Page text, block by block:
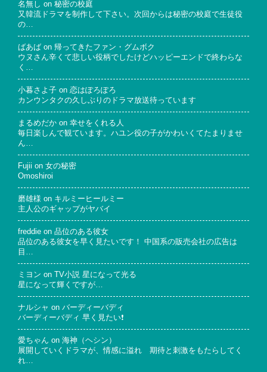
名無し on 秘密の校庭
又韓流ドラマを制作して下さい。次回からは秘密の校庭で生徒役
の…
ばあば on 帰ってきたファン・グムボク
ウヌさん辛くて悲しい役柄でしたけどハッピーエンドで終わらな
く…
小暮さよ子 on 恋はぽろぽろ
カンウンタクの久しぶりのドラマ放送待っています
まるめだか on 幸せをくれる人
毎日楽しんで観ています。ハユン役の子がかわいくてたまりませ
ん…
Fujii on 女の秘密
Omoshiroi
磨雄様 on キルミーヒールミー
主人公のギャップがヤバイ
freddie on 品位のある彼女
品位のある彼女を早く見たいです！ 中国系の販売会社の広告は
目…
ミヨン on
TV小説 星になって光る
星になって輝くですが…
ナルシャ on バーディーバディ
バーディーバディ 早く見たい❗
愛ちゃん on 海神（ヘシン）
展開していくドラマが、情感に溢れ 期待と刺激をもたらしてく
れ…